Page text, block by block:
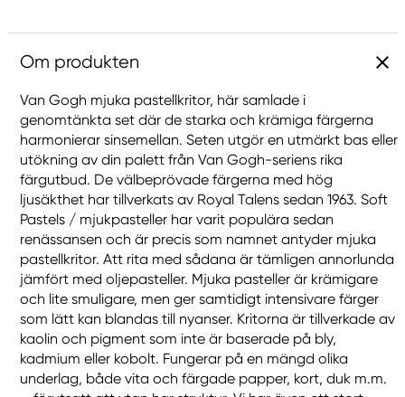
Om produkten
Van Gogh mjuka pastellkritor, här samlade i
genomtänkta set där de starka och krämiga färgerna
harmonierar sinsemellan. Seten utgör en utmärkt bas eller
utökning av din palett från Van Gogh-seriens rika
färgutbud. De välbeprövade färgerna med hög
ljusäkthet har tillverkats av Royal Talens sedan 1963. Soft
Pastels / mjukpasteller har varit populära sedan
renässansen och är precis som namnet antyder mjuka
pastellkritor. Att rita med sådana är tämligen annorlunda
jämfört med oljepasteller. Mjuka pasteller är krämigare
och lite smuligare, men ger samtidigt intensivare färger
som lätt kan blandas till nyanser. Kritorna är tillverkade av
kaolin och pigment som inte är baserade på bly,
kadmium eller kobolt. Fungerar på en mängd olika
underlag, både vita och färgade papper, kort, duk m.m.